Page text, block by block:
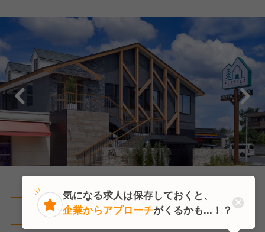
直近3人がこの求人を検討中
気になる求人は保存しておくと、
企業からアプローチがくるかも...！？